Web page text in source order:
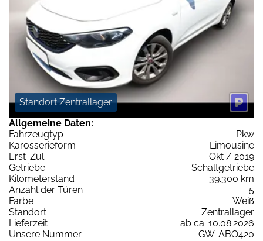
Standort Zentrallager
Allgemeine Daten:
Fahrzeugtyp
Pkw
Karosserieform
Limousine
Erst-Zul.
Okt / 2019
Getriebe
Schaltgetriebe
Kilometerstand
39.300 km
Anzahl der Türen
5
Farbe
Weiß
Standort
Zentrallager
Lieferzeit
ab ca. 10.08.2026
Unsere Nummer
GW-ABO420